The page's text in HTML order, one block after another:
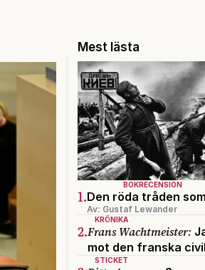
Mest lästa
BOKRECENSION
1.Den röda tråden
Av: Gustaf Lewander
KRÖNIKA
2.Frans Wachtmeister:
mot den franska
STICKET